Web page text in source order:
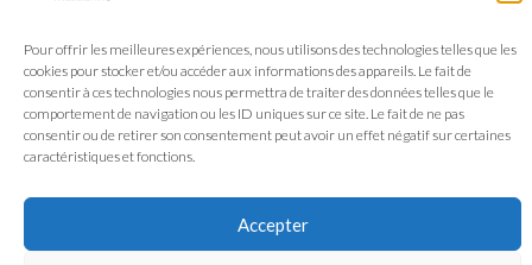
Pour offrir les meilleures expériences, nous utilisons des technologies telles que les
cookies pour stocker et/ou accéder aux informations des appareils. Le fait de
consentir à ces technologies nous permettra de traiter des données telles que le
comportement de navigation ou les ID uniques sur ce site. Le fait de ne pas
consentir ou de retirer son consentement peut avoir un effet négatif sur certaines
caractéristiques et fonctions.
Accepter